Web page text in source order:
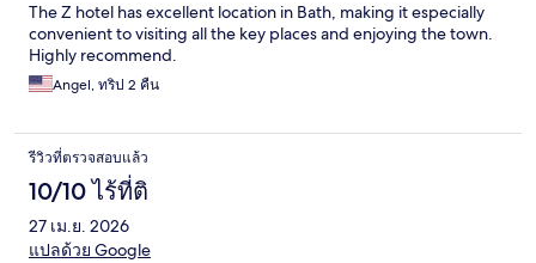
The Z hotel has excellent location in Bath, making it especially
convenient to visiting all the key places and enjoying the town.
Highly recommend.
Angel, ทริป 2 คืน
รีวิวที่ตรวจสอบแล้ว
10/10 ไร้ที่ติ
27 เม.ย. 2026
แปลด้วย Google